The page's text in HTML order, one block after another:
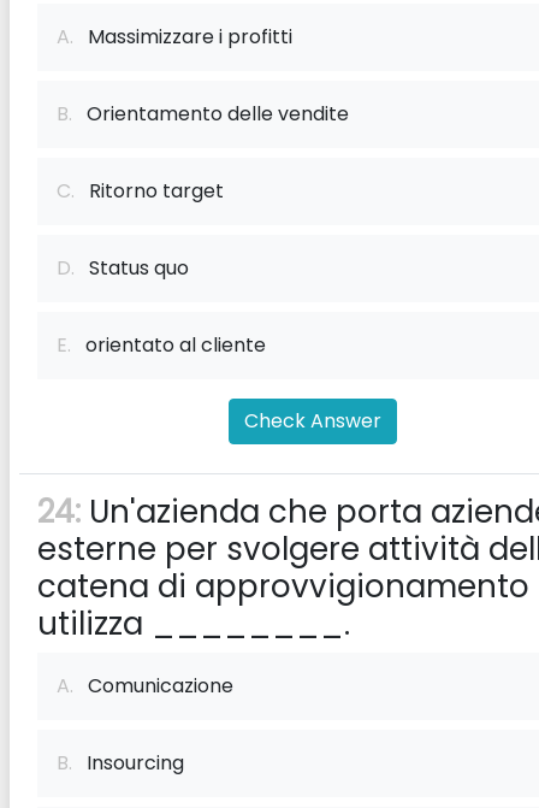
A. Massimizzare i profitti
B. Orientamento delle vendite
C. Ritorno target
D. Status quo
E. orientato al cliente
Check Answer
24: Un'azienda che porta
esterne per svolgere attività
catena di approvvigionamento
utilizza ________.
A. Comunicazione
B. Insourcing